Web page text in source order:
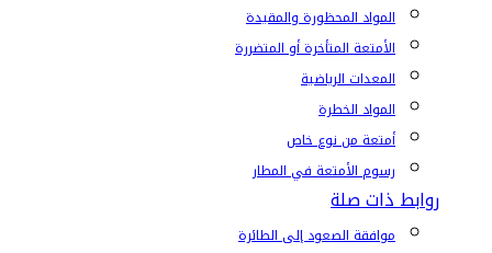
المواد المحظورة والمقيدة
الأمتعة المتأخرة أو المتضررة
المعدات الرياضية
المواد الخطرة
أمتعة من نوع خاص
رسوم الأمتعة في المطار
روابط ذات صلة
موافقة الصعود إلى الطائرة